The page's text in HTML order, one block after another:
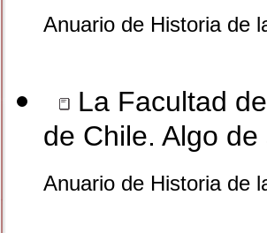
Anuario de Historia de
La Facultad
de Chile. Algo
Anuario de Historia de